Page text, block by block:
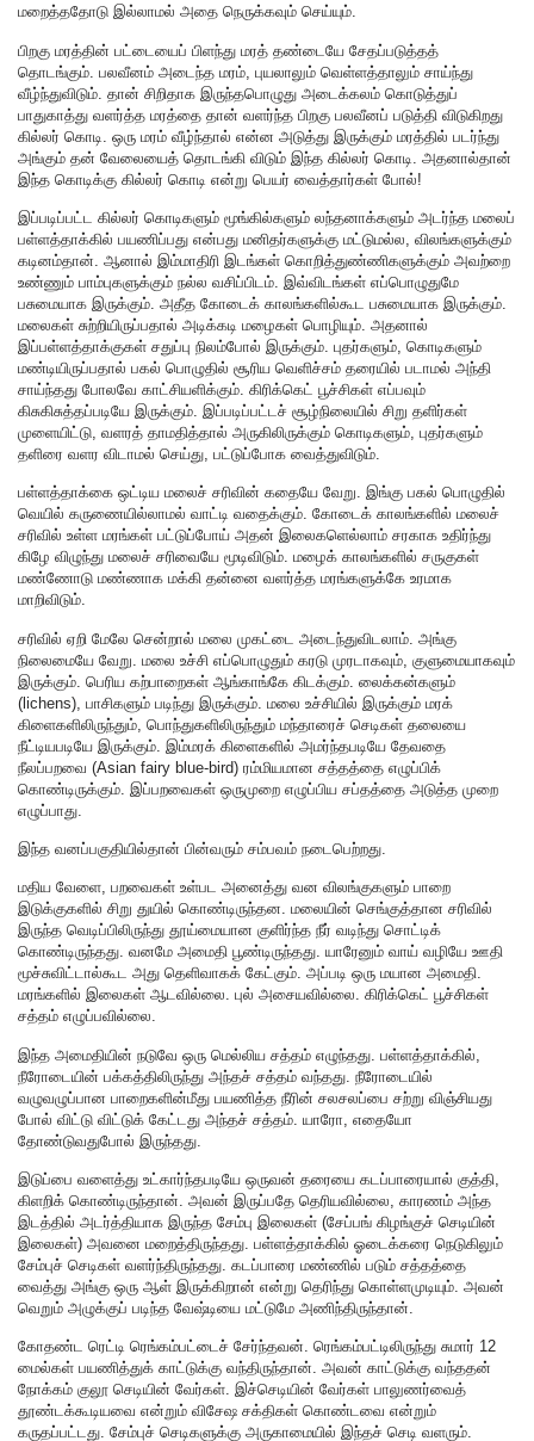
மறைத்ததோடு இல்லாமல் அதை நெருக்கவும் செய்யும்.
பிறகு மரத்தின் பட்டையைப் பிளந்து மரத் தண்டையே சேதப்படுத்தத்
தொடங்கும். பலவீனம் அடைந்த மரம், புயலாலும் வெள்ளத்தாலும் சாய்ந்து
வீழ்ந்துவிடும். தான் சிறிதாக இருந்தபொழுது அடைக்கலம் கொடுத்துப்
பாதுகாத்து வளர்த்த மரத்தை தான் வளர்ந்த பிறகு பலவீனப் படுத்தி விடுகிறது
கில்லர் கொடி. ஒரு மரம் வீழ்ந்தால் என்ன அடுத்து இருக்கும் மரத்தில் படர்ந்து
அங்கும் தன் வேலையைத் தொடங்கி விடும் இந்த கில்லர் கொடி. அதனால்தான்
இந்த கொடிக்கு கில்லர் கொடி என்று பெயர் வைத்தார்கள் போல்!
இப்படிப்பட்ட கில்லர் கொடிகளும் மூங்கில்களும் லந்தனாக்களும் அடர்ந்த மலைப்
பள்ளத்தாக்கில் பயணிப்பது என்பது மனிதர்களுக்கு மட்டுமல்ல, விலங்களுக்கும்
கடினம்தான். ஆனால் இம்மாதிரி இடங்கள் கொறித்துண்ணிகளுக்கும் அவற்றை
உண்ணும் பாம்புகளுக்கும் நல்ல வசிப்பிடம். இவ்விடங்கள் எப்பொழுதுமே
பசுமையாக இருக்கும். அதீத கோடைக் காலங்களில்கூட பசுமையாக இருக்கும்.
மலைகள் சுற்றியிருப்பதால் அடிக்கடி மழைகள் பொழியும். அதனால்
இப்பள்ளத்தாக்குகள் சதுப்பு நிலம்போல் இருக்கும். புதர்களும், கொடிகளும்
மண்டியிருப்பதால் பகல் பொழுதில் சூரிய வெளிச்சம் தரையில் படாமல் அந்தி
சாய்ந்தது போலவே காட்சியளிக்கும். கிரிக்கெட் பூச்சிகள் எப்பவும்
கிசுகிசுத்தப்படியே இருக்கும். இப்படிப்பட்டச் சூழ்நிலையில் சிறு தளிர்கள்
முளையிட்டு, வளரத் தாமதித்தால் அருகிலிருக்கும் கொடிகளும், புதர்களும்
தளிரை வளர விடாமல் செய்து, பட்டுப்போக வைத்துவிடும்.
பள்ளத்தாக்கை ஒட்டிய மலைச் சரிவின் கதையே வேறு. இங்கு பகல் பொழுதில்
வெயில் கருணையில்லாமல் வாட்டி வதைக்கும். கோடைக் காலங்களில் மலைச்
சரிவில் உள்ள மரங்கள் பட்டுப்போய் அதன் இலைகளெல்லாம் சரகாக உதிர்ந்து
கிழே விழுந்து மலைச் சரிவையே மூடிவிடும். மழைக் காலங்களில் சருகுகள்
மண்ணோடு மண்ணாக மக்கி தன்னை வளர்த்த மரங்களுக்கே உரமாக
மாறிவிடும்.
சரிவில் ஏறி மேலே சென்றால் மலை முகட்டை அடைந்துவிடலாம். அங்கு
நிலைமையே வேறு. மலை உச்சி எப்பொழுதும் கரடு முரடாகவும், குளுமையாகவும்
இருக்கும். பெரிய கற்பாறைகள் ஆங்காங்கே கிடக்கும். லைக்கன்களும்
(lichens), பாசிகளும் படிந்து இருக்கும். மலை உச்சியில் இருக்கும் மரக்
கிளைகளிலிருந்தும், பொந்துகளிலிருந்தும் மந்தாரைச் செடிகள் தலையை
நீட்டியபடியே இருக்கும். இம்மரக் கிளைகளில் அமர்ந்தபடியே தேவதை
நீலப்பறவை (Asian fairy blue-bird) ரம்மியமான சத்தத்தை எழுப்பிக்
கொண்டிருக்கும். இப்பறவைகள் ஒருமுறை எழுப்பிய சப்தத்தை அடுத்த முறை
எழுப்பாது.
இந்த வனப்பகுதியில்தான் பின்வரும் சம்பவம் நடைபெற்றது.
மதிய வேளை, பறவைகள் உள்பட அனைத்து வன விலங்குகளும் பாறை
இடுக்குகளில் சிறு துயில் கொண்டிருந்தன. மலையின் செங்குத்தான சரிவில்
இருந்த வெடிப்பிலிருந்து தூய்மையான குளிர்ந்த நீர் வடிந்து சொட்டிக்
கொண்டிருந்தது. வனமே அமைதி பூண்டிருந்தது. யாரேனும் வாய் வழியே ஊதி
மூச்சுவிட்டால்கூட அது தெளிவாகக் கேட்கும். அப்படி ஒரு மயான அமைதி.
மரங்களில் இலைகள் ஆடவில்லை. புல் அசையவில்லை. கிரிக்கெட் பூச்சிகள்
சத்தம் எழுப்பவில்லை.
இந்த அமைதியின் நடுவே ஒரு மெல்லிய சத்தம் எழுந்தது. பள்ளத்தாக்கில்,
நீரோடையின் பக்கத்திலிருந்து அந்தச் சத்தம் வந்தது. நீரோடையில்
வழுவழுப்பான பாறைகளின்மீது பயணித்த நீரின் சலசலப்பை சற்று விஞ்சியது
போல் விட்டு விட்டுக் கேட்டது அந்தச் சத்தம். யாரோ, எதையோ
தோண்டுவதுபோல் இருந்தது.
இடுப்பை வளைத்து உட்கார்ந்தபடியே ஒருவன் தரையை கடப்பாரையால் குத்தி,
கிளறிக் கொண்டிருந்தான். அவன் இருப்பதே தெரியவில்லை, காரணம் அந்த
இடத்தில் அடர்த்தியாக இருந்த சேம்பு இலைகள் (சேப்பங் கிழங்குச் செடியின்
இலைகள்) அவனை மறைத்திருந்தது. பள்ளத்தாக்கில் ஓடைக்கரை நெடுகிலும்
சேம்புச் செடிகள் வளர்ந்திருந்தது. கடப்பாரை மண்ணில் படும் சத்தத்தை
வைத்து அங்கு ஒரு ஆள் இருக்கிறான் என்று தெரிந்து கொள்ளமுடியும். அவன்
வெறும் அழுக்குப் படிந்த வேஷ்டியை மட்டுமே அணிந்திருந்தான்.
கோதண்ட ரெட்டி ரெங்கம்பட்டைச் சேர்ந்தவன். ரெங்கம்பட்டிலிருந்து சுமார் 12
மைல்கள் பயணித்துக் காட்டுக்கு வந்திருந்தான். அவன் காட்டுக்கு வந்ததன்
நோக்கம் குலூ செடியின் வேர்கள். இச்செடியின் வேர்கள் பாலுணர்வைத்
தூண்டக்கூடியவை என்றும் விசேஷ சக்திகள் கொண்டவை என்றும்
கருதப்பட்டது. சேம்புச் செடிகளுக்கு அருகாமையில் இந்தச் செடி வளரும்.